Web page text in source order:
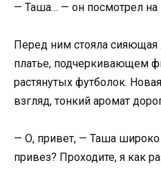
— Таша… — он посмотрел на
Перед ним стояла
платье, подчеркивающем
растянутых футболок.
взгляд, тонкий аромат
— О, привет, — Таша
привез? Проходите, я как